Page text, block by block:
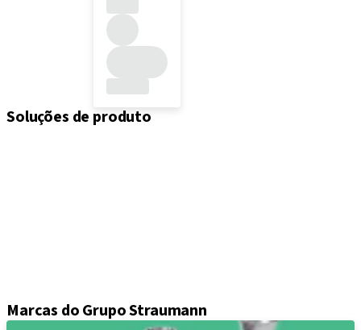
Soluções de produto
Marcas do Grupo Straumann